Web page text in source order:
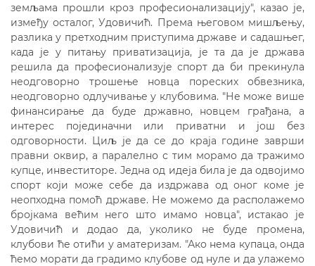
земљама прошли кроз професионализацију", казао је,
између осталог, Удовичић. Према његовом мишљењу,
разлика у претходним приступима државе и садашњег,
када је у питању приватизација, је та да је држава
решила да професионализује спорт да би прекинула
неодговорно трошење новца пореских обвезника,
неодговорно одлучивање у клубовима. "Не може више
финансирање да буде државно, новцем грађана, а
интерес појединачни или приватни и још без
одговорности. Циљ је да се до краја године заврши
правни оквир, а паралелно с тим морамо да тражимо
купце, инвеститоре. Једна од идеја била је да одвојимо
спорт који може себе да издржава од оног коме је
неопходна помоћ државе. Не можемо да располажемо
бројкама већим него што имамо новца", истакао је
Удовичић и додао да, уколико не буде промена,
клубови ће отићи у аматеризам. "Ако нема купаца, онда
ћемо морати да градимо клубове од нуле и да улажемо